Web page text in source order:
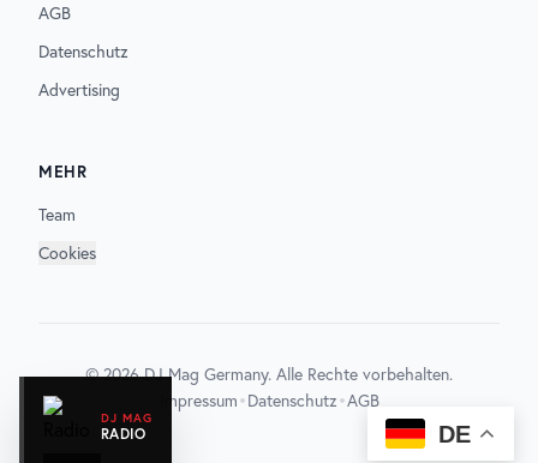
DJ MAG
RADIO DE
AGB
Datenschutz
Advertising
MEHR
Team
Cookies
©2026DJ Mag Germany. Alle Rechte vorbehalten.
Impressum•Datenschutz•AGB